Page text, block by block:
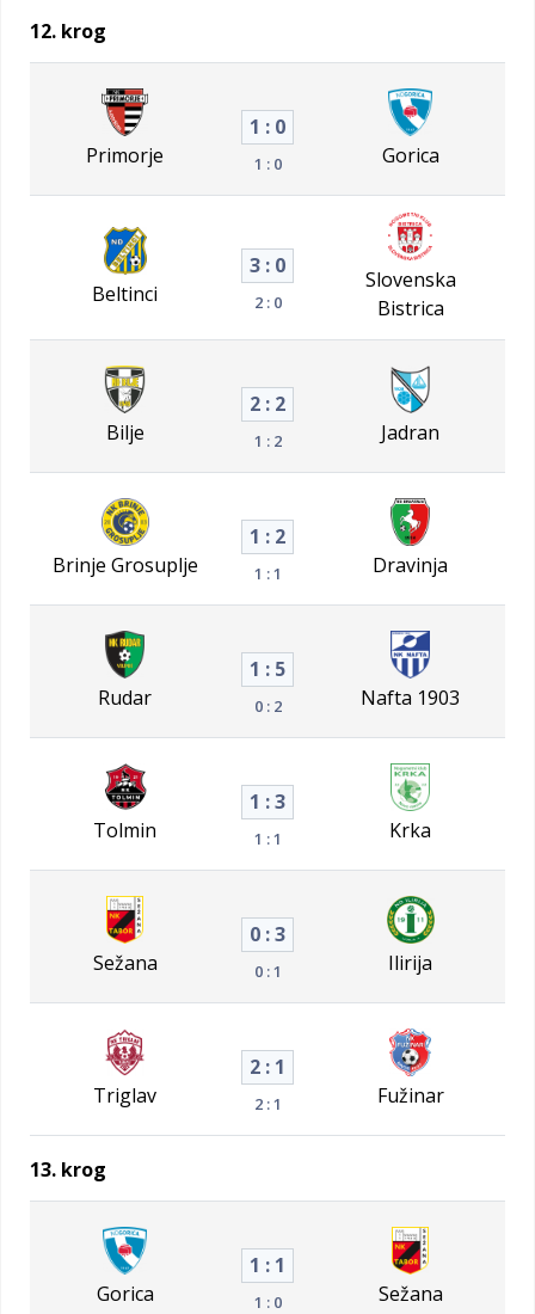
12. krog
Primorje
1 : 0
1 : 0 Gorica
Beltinci
3 : 0
2 : 0
Slovenska
Bistrica
Bilje
2 : 2
1 : 2 Jadran
Brinje Grosuplje
1 : 2
1 : 1 Dravinja
Rudar
1 : 5
0 : 2 Nafta 1903
Tolmin
1 : 3
1 : 1 Krka
Sežana
0 : 3
0 : 1 Ilirija
Triglav
2 : 1
2 : 1 Fužinar
13. krog
Gorica
1 : 1
1 : 0 Sežana